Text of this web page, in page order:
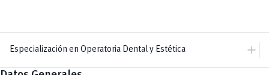
Especialización en Operatoria Dental y Estética add